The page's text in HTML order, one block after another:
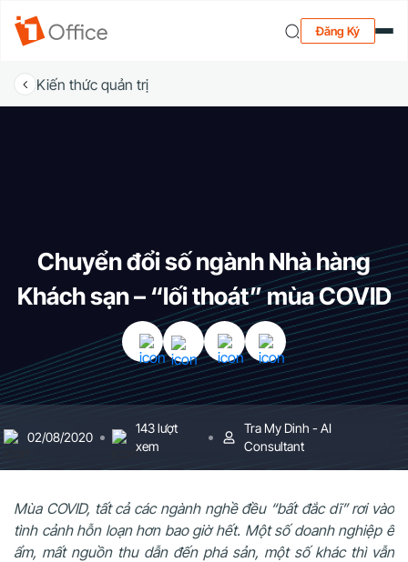
Đăng Ký
Kiến thức quản trị
Chuyển đổi số ngành Nhà hàng
Khách sạn – “lối thoát” mùa COVID
02/08/2020
143 lượt
xem
Tra My Dinh - AI
Consultant
Mùa COVID, tất cả các ngành nghề đều “bất đắc dĩ” rơi vào
tình cảnh hỗn loạn hơn bao giờ hết. Một số doanh nghiệp ế
ẩm, mất nguồn thu dẫn đến phá sản, một số khác thì vẫn